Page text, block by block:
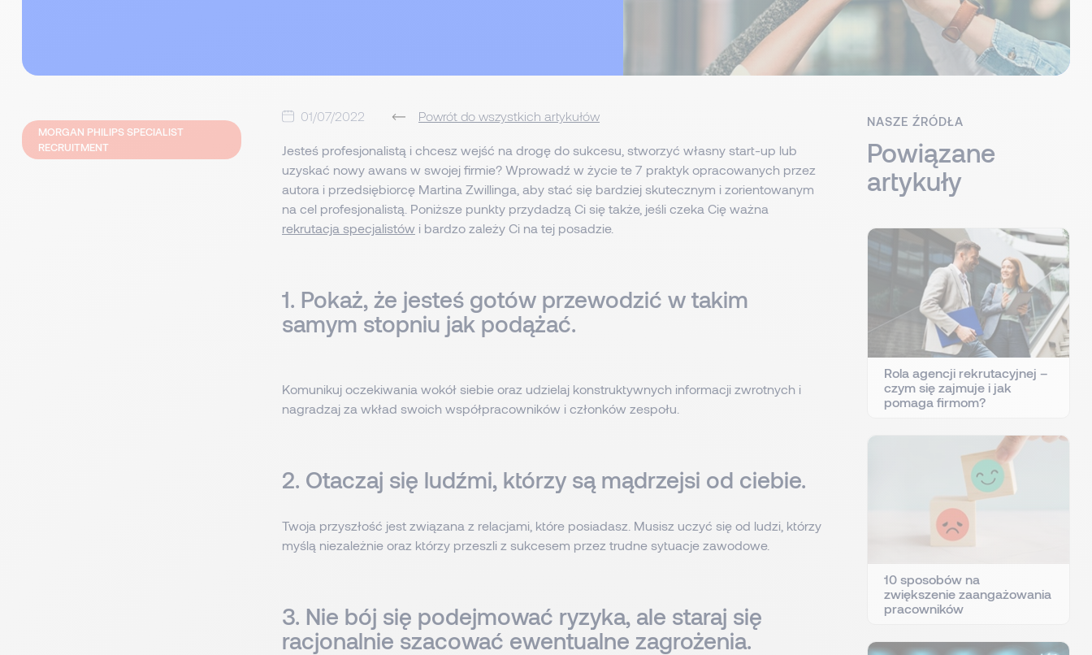
01/07/2022 Powrót do wszystkich artykułów
Jesteś profesjonalistą i chcesz wejść na drogę do sukcesu, stworzyć własny start-up lub
uzyskać nowy awans w swojej firmie? Wprowadź w życie te 7 praktyk opracowanych przez
autora i przedsiębiorcę Martina Zwillinga, aby stać się bardziej skutecznym i zorientowanym
na cel profesjonalistą. Poniższe punkty przydadzą Ci się także, jeśli czeka Cię ważna
rekrutacja specjalistów i bardzo zależy Ci na tej posadzie.
1. Pokaż, że jesteś gotów przewodzić w takim
samym stopniu jak podążać.
Komunikuj oczekiwania wokół siebie oraz udzielaj konstruktywnych informacji zwrotnych i
nagradzaj za wkład swoich współpracowników i członków zespołu.
2. Otaczaj się ludźmi, którzy są mądrzejsi od ciebie.
Twoja przyszłość jest związana z relacjami, które posiadasz. Musisz uczyć się od ludzi, którzy
myślą niezależnie oraz którzy przeszli z sukcesem przez trudne sytuacje zawodowe.
3. Nie bój się podejmować ryzyka, ale staraj się
racjonalnie szacować ewentualne zagrożenia.
MORGAN PHILIPS SPECIALIST
RECRUITMENT
NASZE ŹRÓDŁA
Powiązane
artykuły
Rola agencji rekrutacyjnej –
czym się zajmuje i jak
pomaga firmom?
10 sposobów na
zwiększenie zaangażowania
pracowników